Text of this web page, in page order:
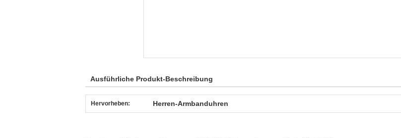
Ausführliche Produkt-Beschreibung
Hervorheben: Herren-Armbanduhren